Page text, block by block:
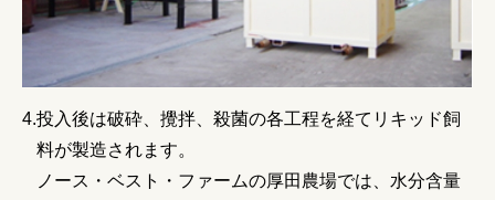
投入後は破砕、攪拌、殺菌の各工程を経てリキッド飼
料が製造されます。
ノース・ベスト・ファームの厚田農場では、水分含量